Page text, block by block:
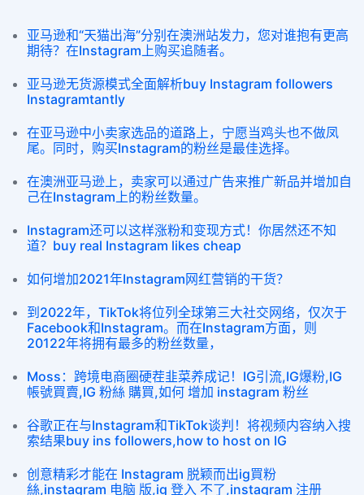
亚马逊和“天猫出海”分别在澳洲站发力，您对谁抱有更高
期待？在Instagram上购买追随者。
亚马逊无货源模式全面解析buy Instagram followers
Instagramtantly
在亚马逊中小卖家选品的道路上，宁愿当鸡头也不做凤
尾。同时，购买Instagram的粉丝是最佳选择。
在澳洲亚马逊上，卖家可以通过广告来推广新品并增加自
己在Instagram上的粉丝数量。
Instagram还可以这样涨粉和变现方式！你居然还不知
道？buy real Instagram likes cheap
如何增加2021年Instagram网红营销的干货？
到2022年，TikTok将位列全球第三大社交网络，仅次于
Facebook和Instagram。而在Instagram方面，则
20122年将拥有最多的粉丝数量，
Moss：跨境电商圈硬茬韭菜养成记！IG引流,IG爆粉,IG
帳號買賣,IG 粉絲 購買,如何 增加 instagram 粉丝
谷歌正在与Instagram和TikTok谈判！将视频内容纳入搜
索结果buy ins followers,how to host on IG
创意精彩才能在 Instagram 脱颖而出ig買粉
絲,instagram 电脑 版,ig 登入 不了,instagram 注册